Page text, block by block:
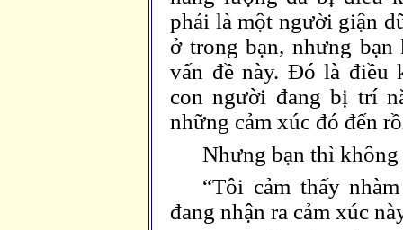
phải là một người giận
ở trong bạn, nhưng
vấn đề này. Đó là điều
con người đang bị trí
những cảm xúc đó đến
Nhưng bạn thì
“Tôi cảm thấy
đang nhận ra cảm xúc